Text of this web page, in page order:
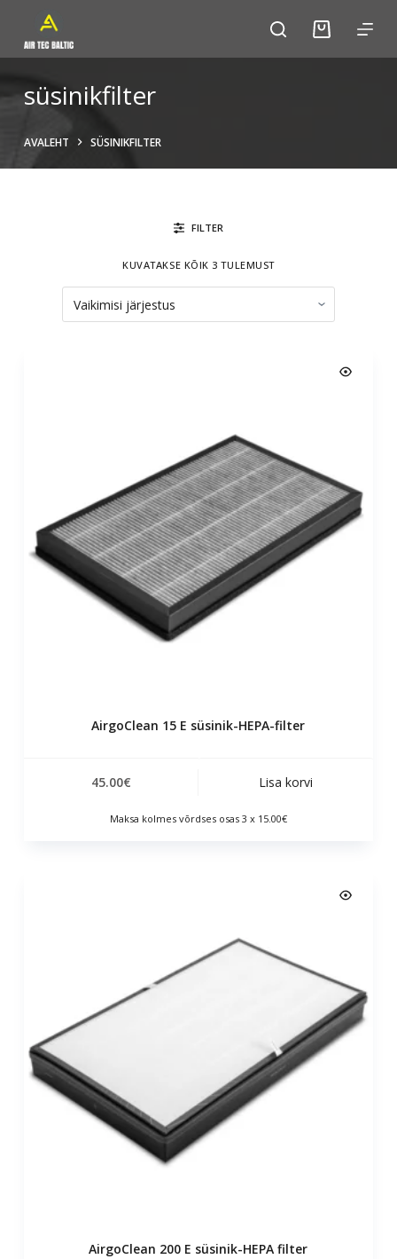
k
i
o
süsinikfilter
AVALEHT SÜSINIKFILTER
FILTER
KUVATAKSE KÕIK 3 TULEMUST
AirgoClean 15 E süsinik-HEPA-filter
45.00€ Lisa korvi
Maksa kolmes võrdses osas 3 x 15.00€
AirgoClean 200 E süsinik-HEPA filter